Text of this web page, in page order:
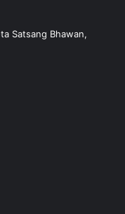
Satsang Bhawan,